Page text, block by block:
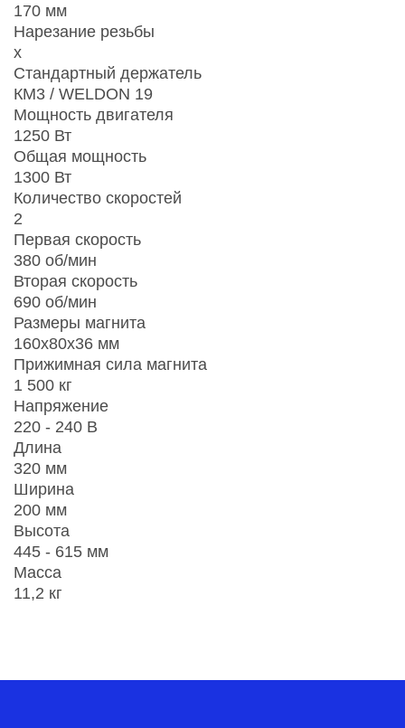
170 мм
Нарезание резьбы
x
Стандартный держатель
КМ3 / WELDON 19
Мощность двигателя
1250 Вт
Общая мощность
1300 Вт
Количество скоростей
2
Первая скорость
380 об/мин
Вторая скорость
690 об/мин
Размеры магнита
160х80х36 мм
Прижимная сила магнита
1 500 кг
Напряжение
220 - 240 В
Длина
320 мм
Ширина
200 мм
Высота
445 - 615 мм
Масса
11,2 кг